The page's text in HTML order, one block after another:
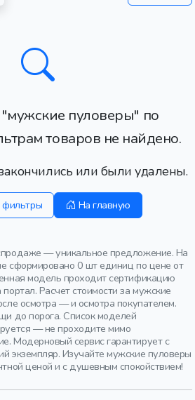
пуловеры" по
товаров не найдено.
или были удалены.
фильтры На главную
— уникальное предложение. На
сформировано 0 шт единиц по цене от
модель проходит сертификацию
Расчет стоимости за мужские
осмотра — и осмотра покупателем.
до порога. Список моделей
— не проходите мимо
Модерновый сервис гарантирует с
экземпляр. Изучайте мужские пуловеры
ценой и с душевным спокойствием!